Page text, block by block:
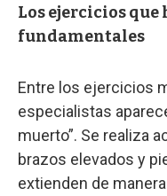
Los ejercicios que
fundamentales
Entre los ejercicios
especialistas
muerto”. Se realiza
brazos elevados y
extienden de